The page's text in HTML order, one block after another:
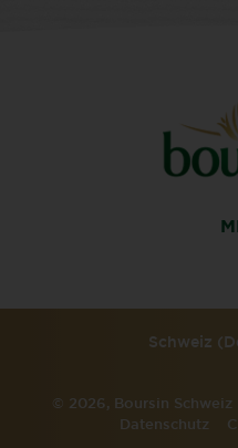
Schweiz
© 2026, Boursin
Datenschutz